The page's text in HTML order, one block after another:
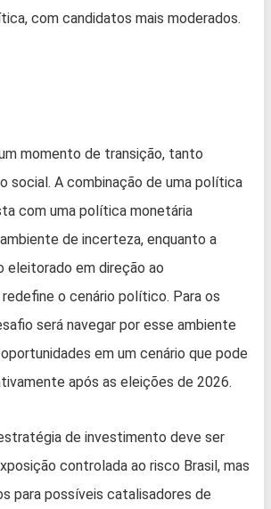
com candidatos mais moderados.
momento de transição, tanto
social. A combinação de uma política
com uma política monetária
de incerteza, enquanto a
eleitorado em direção ao
o cenário político. Para os
será navegar por esse ambiente
em um cenário que pode
após as eleições de 2026.
de investimento deve ser
controlada ao risco Brasil, mas
para possíveis catalisadores de